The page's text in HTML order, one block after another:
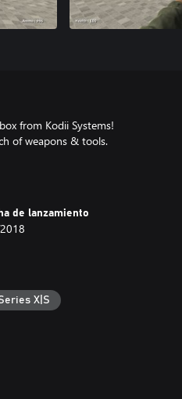
from Kodii Systems!
of weapons & tools.
de lanzamiento
X|S